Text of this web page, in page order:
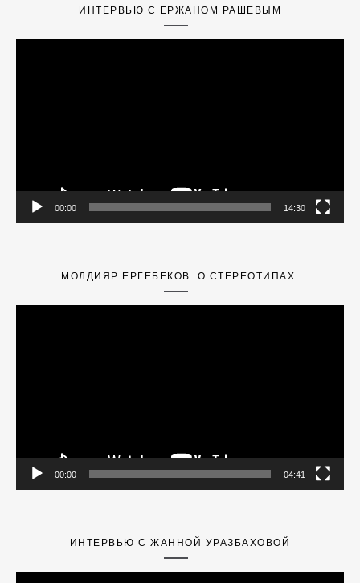
ИНТЕРВЬЮ С ЕРЖАНОМ РАШЕВЫМ
00:00 14:30
МОЛДИЯР ЕРГЕБЕКОВ. О СТЕРЕОТИПАХ.
00:00 04:41
ИНТЕРВЬЮ С ЖАННОЙ УРАЗБАХОВОЙ